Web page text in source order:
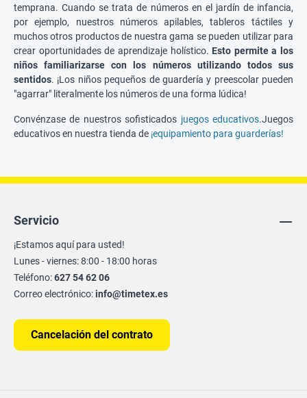
temprana. Cuando se trata de números en el jardín de infancia,
por ejemplo, nuestros números apilables, tableros táctiles y
muchos otros productos de nuestra gama se pueden utilizar para
crear oportunidades de aprendizaje holístico. Esto permite a los
niños familiarizarse con los números utilizando todos sus
sentidos. ¡Los niños pequeños de guardería y preescolar pueden
"agarrar" literalmente los números de una forma lúdica!
Convénzase de nuestros sofisticados juegos educativos.Juegos
educativos en nuestra tienda de ¡equipamiento para guarderías!
Servicio
¡Estamos aquí para usted!
Lunes - viernes: 8:00 - 18:00 horas
Teléfono:627 54 62 06
Correo electrónico:info@timetex.es
Cancelación del contrato